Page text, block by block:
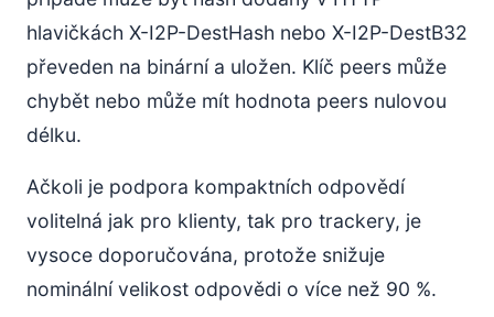
hlavičkách X-I2P-DestHash nebo X-I2P-DestB32
převeden na binární a uložen. Klíč peers může
chybět nebo může mít hodnota peers nulovou
délku.
Ačkoli je podpora kompaktních odpovědí
volitelná jak pro klienty, tak pro trackery, je
vysoce doporučována, protože snižuje
nominální velikost odpovědi o více než 90 %.